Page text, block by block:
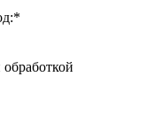
*
обработкой